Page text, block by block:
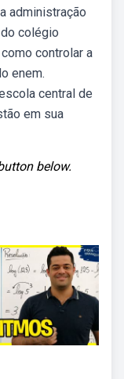
administração
colégio
controlar a
enem.
central de
em sua
below.